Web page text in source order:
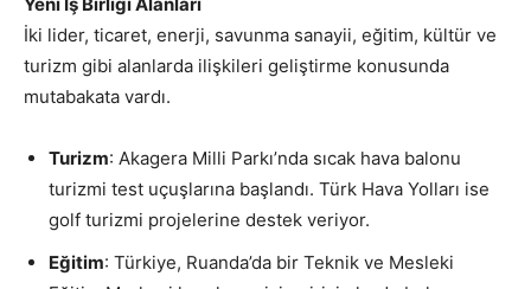
İki lider, ticaret, enerji, savunma sanayii, eğitim, kültür ve
turizm gibi alanlarda ilişkileri geliştirme konusunda
mutabakata vardı.
Turizm: Akagera Milli Parkı’nda sıcak hava balonu
turizmi test uçuşlarına başlandı. Türk Hava Yolları ise
golf turizmi projelerine destek veriyor.
Eğitim: Türkiye, Ruanda’da bir Teknik ve Mesleki